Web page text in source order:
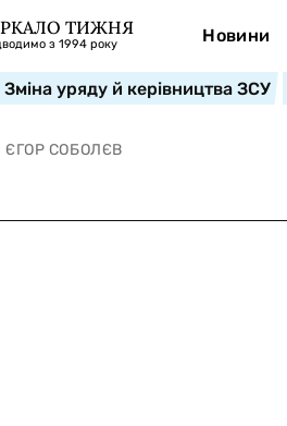
ТИЖНЯ
з 1994 року Новини
Зміна уряду й керівництва ЗСУ
ЄГОР СОБОЛЄВ